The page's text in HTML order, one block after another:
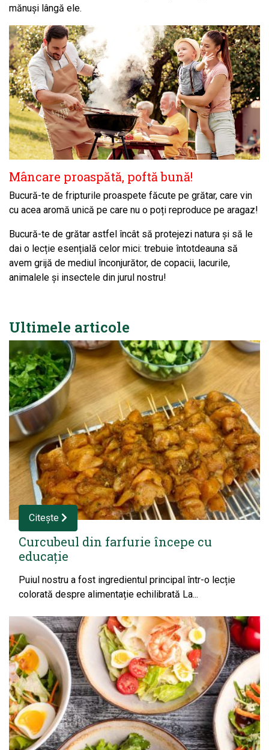
mănuși lângă ele.
Mâncare proaspătă, poftă bună!
Bucură-te de fripturile proaspete făcute pe grătar, care vin
cu acea aromă unică pe care nu o poți reproduce pe aragaz!
Bucură-te de grătar astfel încât să protejezi natura și să le
dai o lecție esențială celor mici: trebuie întotdeauna să
avem grijă de mediul înconjurător, de copacii, lacurile,
animalele și insectele din jurul nostru!
Ultimele articole
Citește
Curcubeul din farfurie începe cu
educație
Puiul nostru a fost ingredientul principal într-o lecție
colorată despre alimentație echilibrată La...